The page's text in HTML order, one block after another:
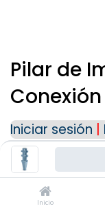
Inicio
Pilar de
Iniciar sesión
PLATAFORMA